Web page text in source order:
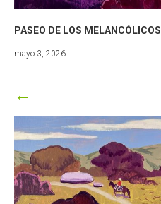
PASEO DE LOS MELANCÓLICOS
mayo 3, 2026mayo
←